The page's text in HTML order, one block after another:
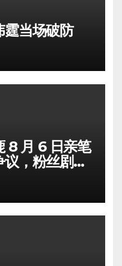
霆当场破防
8 月 6 日亲笔
，粉丝剧组